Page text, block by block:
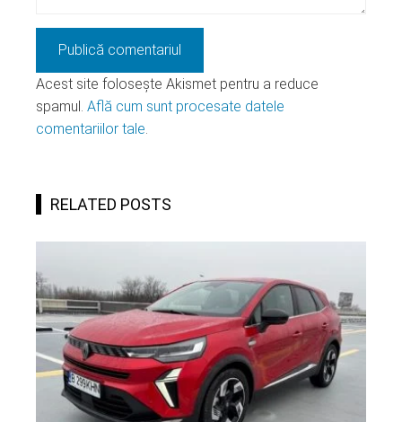
Acest site folosește Akismet pentru a reduce
spamul. Află cum sunt procesate datele
comentariilor tale.
RELATED POSTS